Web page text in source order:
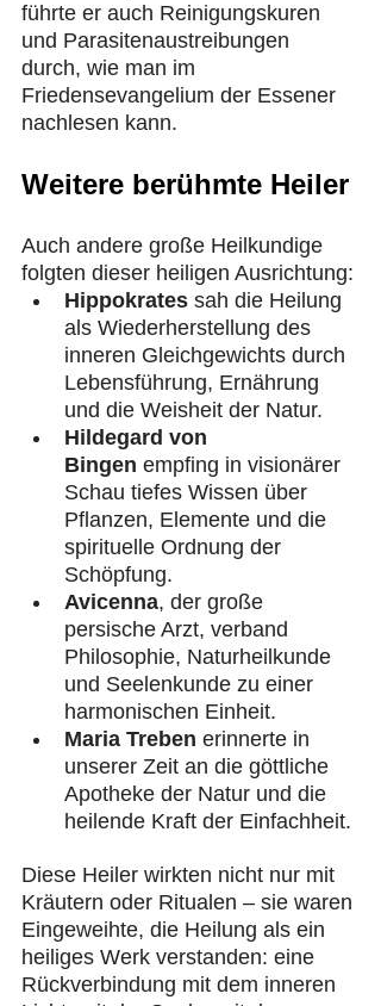
führte er auch Reinigungskuren
und Parasitenaustreibungen
durch, wie man im
Friedensevangelium der Essener
nachlesen kann.
Weitere berühmte Heiler
Auch andere große Heilkundige
folgten dieser heiligen Ausrichtung:​
Hippokrates sah die Heilung
als Wiederherstellung des
inneren Gleichgewichts durch
Lebensführung, Ernährung
und die Weisheit der Natur.
Hildegard von
Bingen empfing in visionärer
Schau tiefes Wissen über
Pflanzen, Elemente und die
spirituelle Ordnung der
Schöpfung.
Avicenna, der große
persische Arzt, verband
Philosophie, Naturheilkunde
und Seelenkunde zu einer
harmonischen Einheit.
Maria Treben erinnerte in
unserer Zeit an die göttliche
Apotheke der Natur und die
heilende Kraft der Einfachheit.
Diese Heiler wirkten nicht nur mit
Kräutern oder Ritualen – sie waren
Eingeweihte, die Heilung als ein
heiliges Werk verstanden: eine
Rückverbindung mit dem inneren